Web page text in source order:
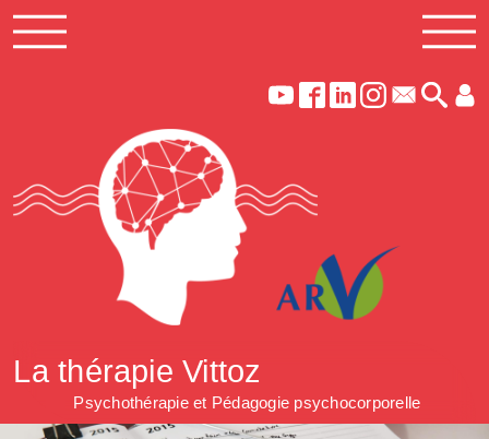
La thérapie Vittoz
Psychothérapie et Pédagogie psychocorporelle